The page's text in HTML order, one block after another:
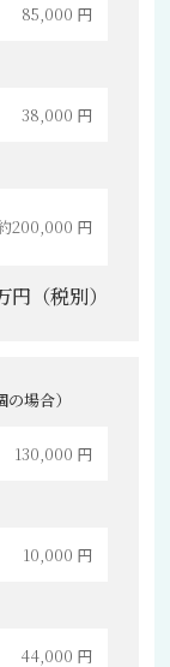
85,000 円
38,000 円
200,000 円
（税別）
場合）
130,000 円
10,000 円
44,000 円